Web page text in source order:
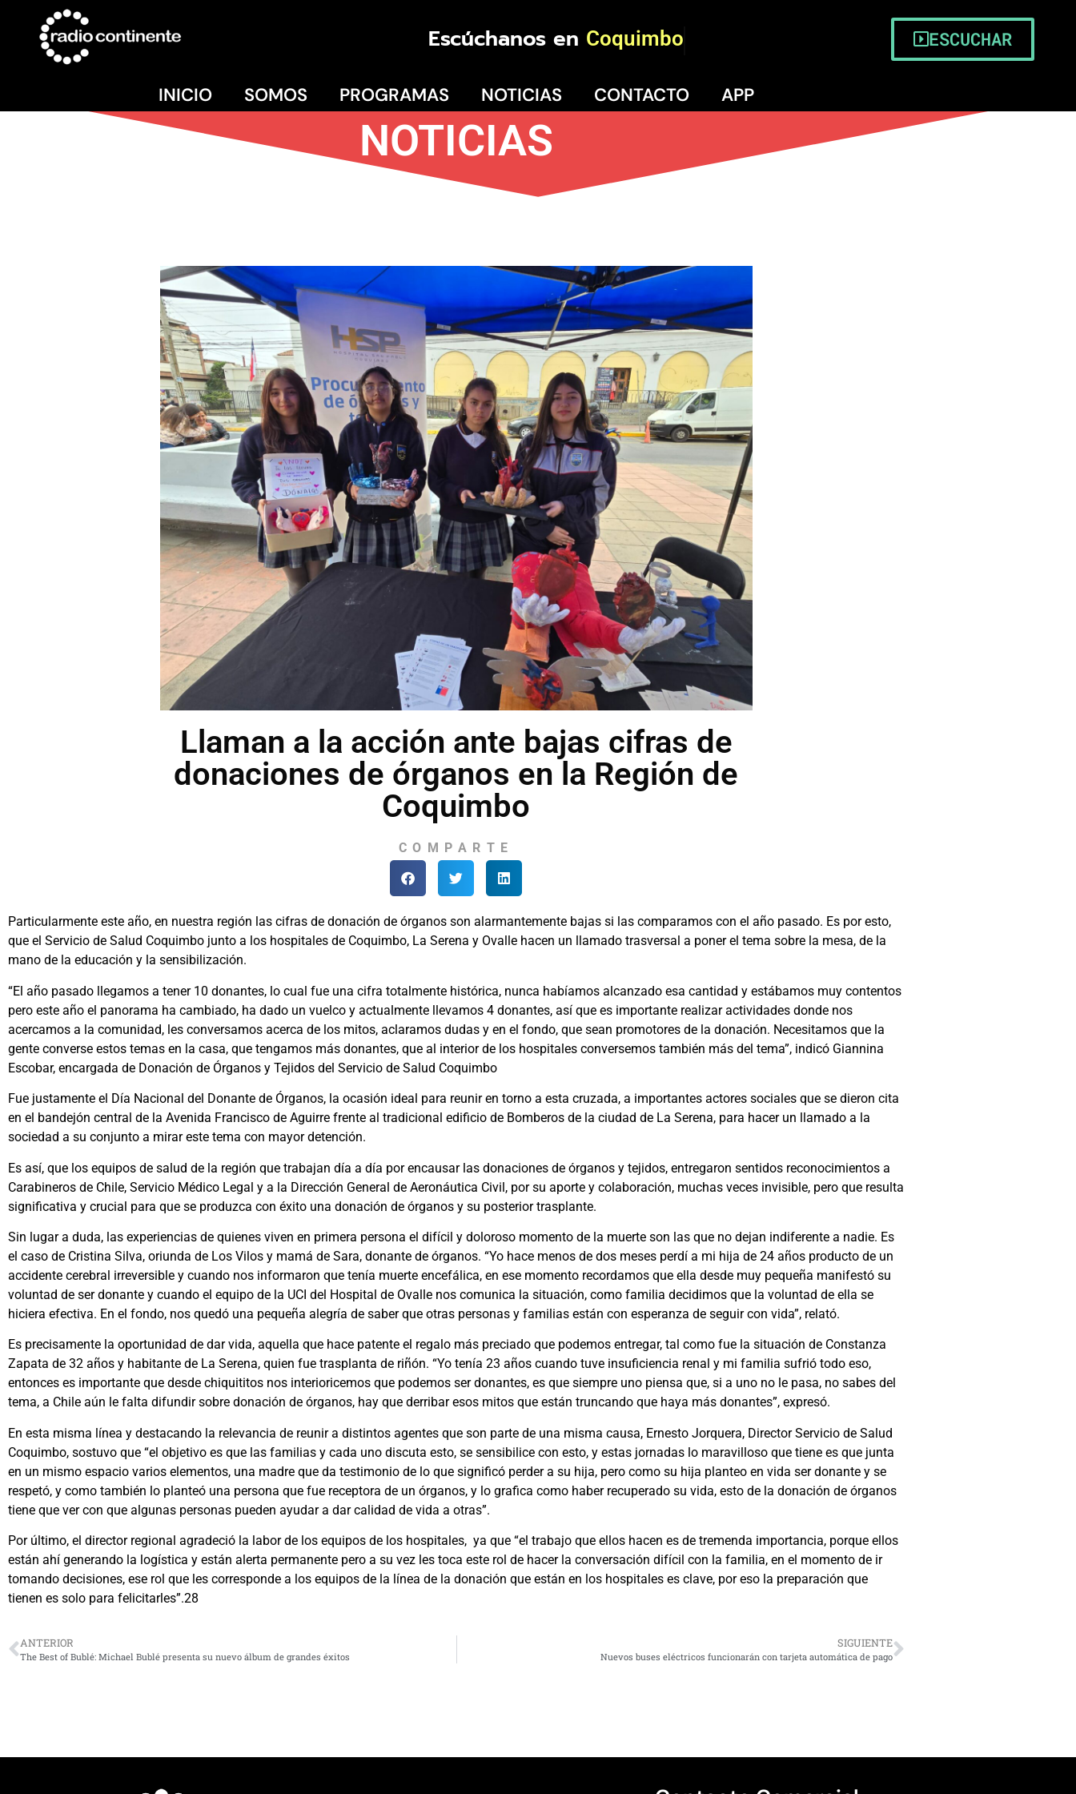
Escúchanos en Coquimbo ESCUCHAR
INICIO SOMOS PROGRAMAS NOTICIAS CONTACTO APP
NOTICIAS
Llaman a la acción ante bajas cifras de
donaciones de órganos en la Región de
Coquimbo
COMPARTE
Particularmente este año, en nuestra región las cifras de donación de órganos son alarmantemente bajas si las comparamos con el año pasado. Es por esto,
que el Servicio de Salud Coquimbo junto a los hospitales de Coquimbo, La Serena y Ovalle hacen un llamado trasversal a poner el tema sobre la mesa, de la
mano de la educación y la sensibilización.
“El año pasado llegamos a tener 10 donantes, lo cual fue una cifra totalmente histórica, nunca habíamos alcanzado esa cantidad y estábamos muy contentos
pero este año el panorama ha cambiado, ha dado un vuelco y actualmente llevamos 4 donantes, así que es importante realizar actividades donde nos
acercamos a la comunidad, les conversamos acerca de los mitos, aclaramos dudas y en el fondo, que sean promotores de la donación. Necesitamos que la
gente converse estos temas en la casa, que tengamos más donantes, que al interior de los hospitales conversemos también más del tema”, indicó Giannina
Escobar, encargada de Donación de Órganos y Tejidos del Servicio de Salud Coquimbo
Fue justamente el Día Nacional del Donante de Órganos, la ocasión ideal para reunir en torno a esta cruzada, a importantes actores sociales que se dieron cita
en el bandejón central de la Avenida Francisco de Aguirre frente al tradicional edificio de Bomberos de la ciudad de La Serena, para hacer un llamado a la
sociedad a su conjunto a mirar este tema con mayor detención.
Es así, que los equipos de salud de la región que trabajan día a día por encausar las donaciones de órganos y tejidos, entregaron sentidos reconocimientos a
Carabineros de Chile, Servicio Médico Legal y a la Dirección General de Aeronáutica Civil, por su aporte y colaboración, muchas veces invisible, pero que resulta
significativa y crucial para que se produzca con éxito una donación de órganos y su posterior trasplante.
Sin lugar a duda, las experiencias de quienes viven en primera persona el difícil y doloroso momento de la muerte son las que no dejan indiferente a nadie. Es
el caso de Cristina Silva, oriunda de Los Vilos y mamá de Sara, donante de órganos. “Yo hace menos de dos meses perdí a mi hija de 24 años producto de un
accidente cerebral irreversible y cuando nos informaron que tenía muerte encefálica, en ese momento recordamos que ella desde muy pequeña manifestó su
voluntad de ser donante y cuando el equipo de la UCI del Hospital de Ovalle nos comunica la situación, como familia decidimos que la voluntad de ella se
hiciera efectiva. En el fondo, nos quedó una pequeña alegría de saber que otras personas y familias están con esperanza de seguir con vida”, relató.
Es precisamente la oportunidad de dar vida, aquella que hace patente el regalo más preciado que podemos entregar, tal como fue la situación de Constanza
Zapata de 32 años y habitante de La Serena, quien fue trasplanta de riñón. “Yo tenía 23 años cuando tuve insuficiencia renal y mi familia sufrió todo eso,
entonces es importante que desde chiquititos nos interioricemos que podemos ser donantes, es que siempre uno piensa que, si a uno no le pasa, no sabes del
tema, a Chile aún le falta difundir sobre donación de órganos, hay que derribar esos mitos que están truncando que haya más donantes”, expresó.
En esta misma línea y destacando la relevancia de reunir a distintos agentes que son parte de una misma causa, Ernesto Jorquera, Director Servicio de Salud
Coquimbo, sostuvo que “el objetivo es que las familias y cada uno discuta esto, se sensibilice con esto, y estas jornadas lo maravilloso que tiene es que junta
en un mismo espacio varios elementos, una madre que da testimonio de lo que significó perder a su hija, pero como su hija planteo en vida ser donante y se
respetó, y como también lo planteó una persona que fue receptora de un órganos, y lo grafica como haber recuperado su vida, esto de la donación de órganos
tiene que ver con que algunas personas pueden ayudar a dar calidad de vida a otras”.
Por último, el director regional agradeció la labor de los equipos de los hospitales, ya que “el trabajo que ellos hacen es de tremenda importancia, porque ellos
están ahí generando la logística y están alerta permanente pero a su vez les toca este rol de hacer la conversación difícil con la familia, en el momento de ir
tomando decisiones, ese rol que les corresponde a los equipos de la línea de la donación que están en los hospitales es clave, por eso la preparación que
tienen es solo para felicitarles”.28
ANTERIOR
The Best of Bublé: Michael Bublé presenta su nuevo álbum de grandes éxitos
SIGUIENTE
Nuevos buses eléctricos funcionarán con tarjeta automática de pago